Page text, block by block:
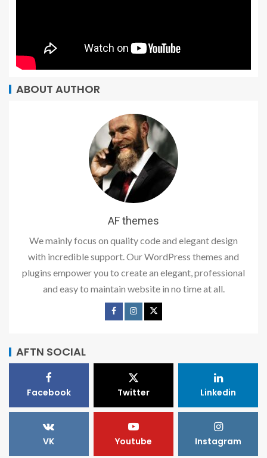
ABOUT AUTHOR
AF themes
We mainly focus on quality code and elegant design
with incredible support. Our WordPress themes and
plugins empower you to create an elegant, professional
and easy to maintain website in no time at all.
AFTN SOCIAL
Facebook Twitter Linkedin
VK Youtube Instagram